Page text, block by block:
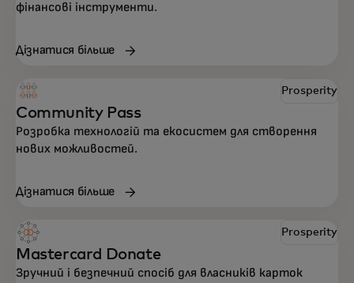
фінансові інструменти.
Дізнатися більше
Prosperity
Community Pass
Розробка технологій та екосистем для створення
нових можливостей.
Дізнатися більше
Prosperity
Mastercard Donate
Зручний і безпечний спосіб для власників карток